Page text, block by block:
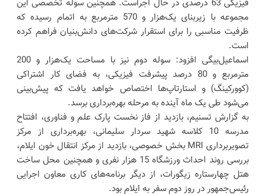
فیزیکی 63 درصدی در حال اجراست. همچنین سوله تخصصی این
مجموعه با زیربنای یک‌هزار و 570 مترمربع به اتمام رسیده که
ظرفیت مناسبی را برای استقرار شرکت‌های دانش‌بنیان فراهم کرده
است.
اسماعیل‌بیگی افزود: سوله دوم نیز با مساحت یک‌هزار و 200
مترمربع و 80 درصد پیشرفت فیزیکی، به فضای کار اشتراکی
(کوورکینگ) و استارتاپ‌ها اختصاص خواهد یافت که پیش‌بینی
می‌شود طی یک ماه آینده به مرحله بهره‌برداری برسد.
به گزارش تسنیم، بازدید از فاز نخست پارک علم و فناوری، افتتاح
مدرسه 10 کلاسه شهید سردار سلیمانی، بهره‌برداری از مرکز
تصویربرداری MRI بخش خصوصی، بازدید از مرکز انتقال خون ایلام،
بررسی روند احداث ورزشگاه 15 هزار نفری و همچنین محل ساخت
هتل چهارستاره زیگورات، از دیگر برنامه‌های کاری معاون اجرایی
رئیس‌جمهور در روز دوم سفر به ایلام بود.